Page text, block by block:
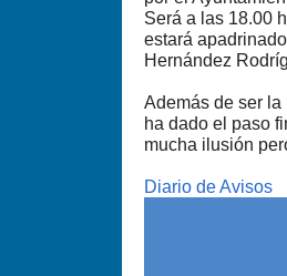
Será a las 18.00
estará
Hernández
Además de ser
ha dado el paso
mucha ilusión
Diario de Avisos